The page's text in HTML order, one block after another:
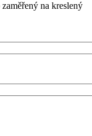
na kreslený